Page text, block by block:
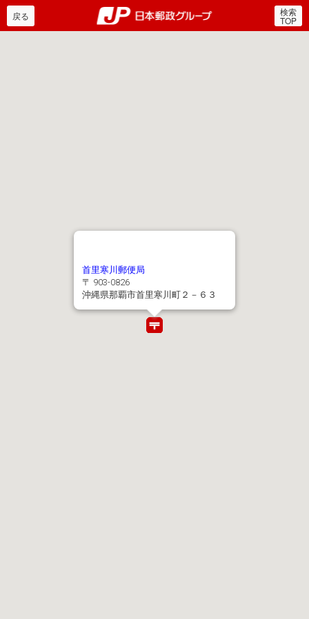
郵便局・日本郵政グルー
戻る 検索
TOP
首里寒川郵便局
〒 903-0826
沖縄県那覇市首里寒川町２－６３